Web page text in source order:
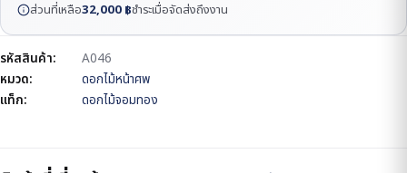
ส่วนที่เหลือ32,000 ฿ชำระเมื่อจัดส่งถึงงาน
รหัสสินค้า:
A046
หมวด:
ดอกไม้หน้าศพ
แท็ก:
ดอกไม้จอมทอง